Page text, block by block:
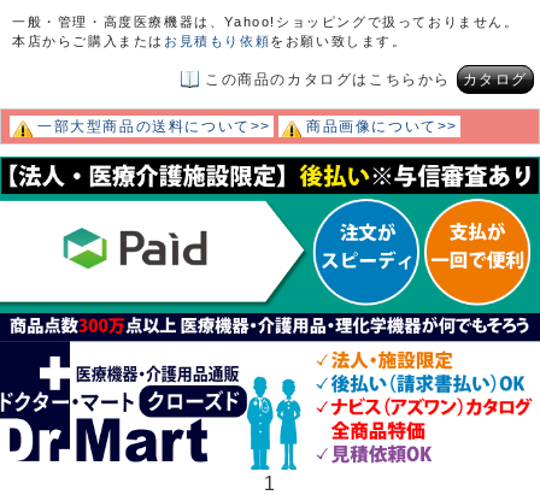
一般・管理・高度医療機器は、Yahoo!ショッピングで扱っておりません。
本店からご購入または お見積もり依頼をお願い致します。
この商品のカタログはこちらから カタログ
一部大型商品の送料について>> 商品画像について>>
1